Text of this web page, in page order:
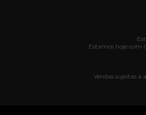
Estamos hoje com
Vendas sujeitas à